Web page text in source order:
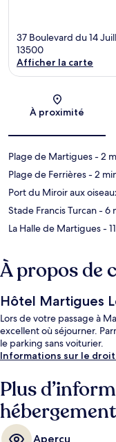
37 Boulevard du 14
13500
Afficher la carte
À proximité
Plage de Martigues- 2
Plage de Ferrières- 2
Port du Miroir aux
Stade Francis Turcan- 6
La Halle de Martigues-
À propos de
Hôtel Martigues
Lors de votre passage à
excellent où séjourner.
le parking sans voiturier.
Informations sur le
Plus
hébergement
Aperçu